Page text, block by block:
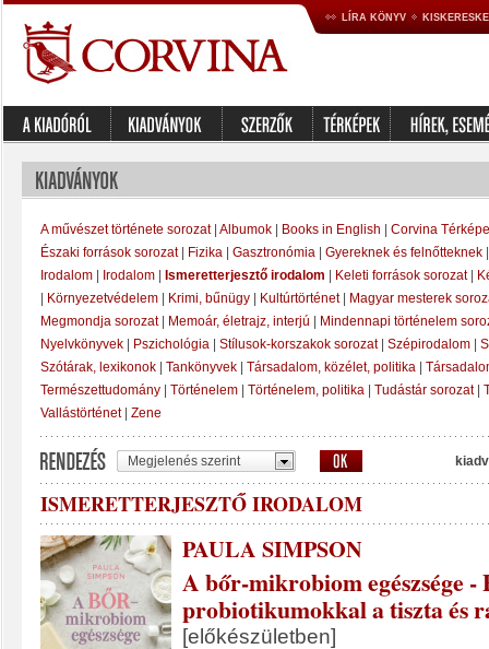
LÍRA KÖNYV
A művészet története sorozat| Albumok Books in English
Corvina
Északi források sorozat| Fizika Gasztronómia Gyereknek és felnőtteknek
Irodalom
Irodalom Ismeretterjesztő irodalom Keleti források sorozat|
Környezetvédelem Krimi, bűnügy Kultúrtörténet|
Magyar mesterek
Megmondja sorozat| Memoár, életrajz, interjú
Mindennapi történelem
Nyelvkönyvek
Pszichológia Stílusok-korszakok sorozat| Szépirodalom
Szótárak, lexikonok
Tankönyvek Társadalom, közélet, politika
Természettudomány
Történelem Történelem, politika Tudástár sorozat|
Vallástörténet| Zene
Megjelenés szerint
ISMERETTERJESZTŐ IRODALOM
PAULA SIMPSON
A bőr-mikrobiom egészsége -
probiotikumokkal a tiszta és
[előkészületben]